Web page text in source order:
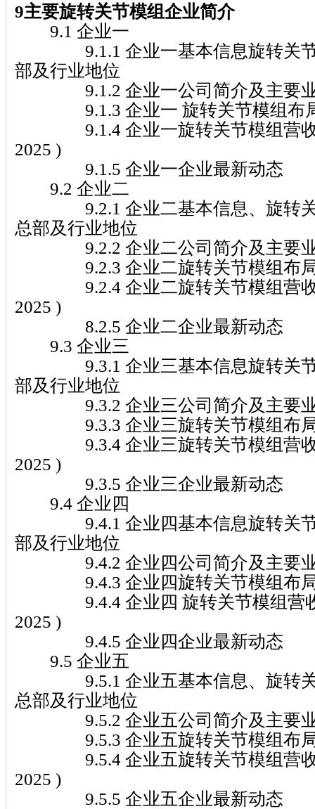
9主要旋转关节模组企业简介
9.1 企业一
9.1.1 企业一基本信息旋转关节
部及行业地位
9.1.2 企业一公司简介及主要
9.1.3 企业一 旋转关节模组布
9.1.4 企业一旋转关节模组营收
2025 )
9.1.5 企业一企业最新动态
9.2 企业二
9.2.1 企业二基本信息、旋转关
总部及行业地位
9.2.2 企业二公司简介及主要
9.2.3 企业二旋转关节模组布
9.2.4 企业二旋转关节模组营收
2025 )
8.2.5 企业二企业最新动态
9.3 企业三
9.3.1 企业三基本信息旋转关节
部及行业地位
9.3.2 企业三公司简介及主要
9.3.3 企业三旋转关节模组布
9.3.4 企业三旋转关节模组营收
2025 )
9.3.5 企业三企业最新动态
9.4 企业四
9.4.1 企业四基本信息旋转关节
部及行业地位
9.4.2 企业四公司简介及主要
9.4.3 企业四旋转关节模组布
9.4.4 企业四 旋转关节模组营收
2025 )
9.4.5 企业四企业最新动态
9.5 企业五
9.5.1 企业五基本信息、旋转关
总部及行业地位
9.5.2 企业五公司简介及主要
9.5.3 企业五旋转关节模组布
9.5.4 企业五旋转关节模组营收
2025 )
9.5.5 企业五企业最新动态